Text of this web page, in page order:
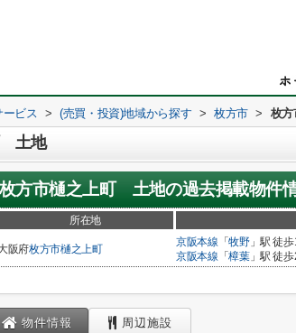
ービス > (売買・投資)地域から探す > 枚方市 > 枚
土地
枚方市樋之上町 土地の過去掲載物件
所在地
阪府枚方市樋之上町
京阪本線 「牧野」駅 徒
京阪本線 「樟葉」駅 徒
物件情報 周辺施設